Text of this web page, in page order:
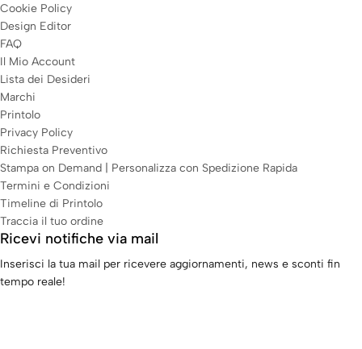
Cookie Policy
Design Editor
FAQ
Il Mio Account
Lista dei Desideri
Marchi
Printolo
Privacy Policy
Richiesta Preventivo
Stampa on Demand | Personalizza con Spedizione Rapida
Termini e Condizioni
Timeline di Printolo
Traccia il tuo ordine
Ricevi notifiche via mail
Inserisci la tua mail per ricevere aggiornamenti, news e sconti fin
tempo reale!